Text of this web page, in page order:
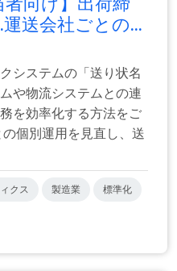
送会社ごとの...
システムの「送り状名
や物流システムとの連
を効率化する方法をご
個別運用を見直し、送
クス 製造業 標準化